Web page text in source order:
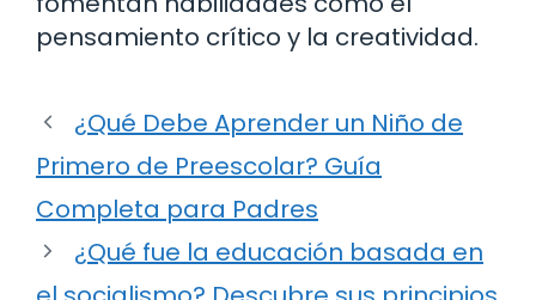
pensamiento crítico y la creatividad.
¿Qué Debe Aprender un Niño de
Primero de Preescolar? Guía
Completa para Padres
¿Qué fue la educación basada en